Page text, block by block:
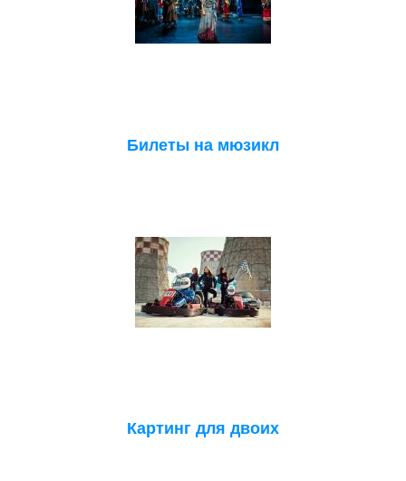
Билеты на мюзикл
Картинг для двоих